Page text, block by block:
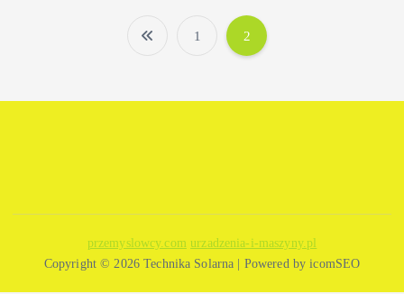
t
n
i
1 2
przemyslowcy.com urzadzenia-i-maszyny.pl
Copyright © 2026 Technika Solarna | Powered by icomSEO